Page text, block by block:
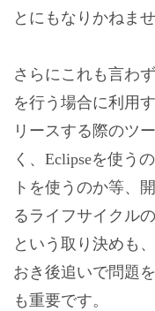
とにもなりかねませ
さらにこれも言わ
を行う場合に利用
リースする際のツ
く、Eclipseを使う
トを使うのか等、
るライフサイクル
という取り決めも
おき後追いで問題
も重要です。